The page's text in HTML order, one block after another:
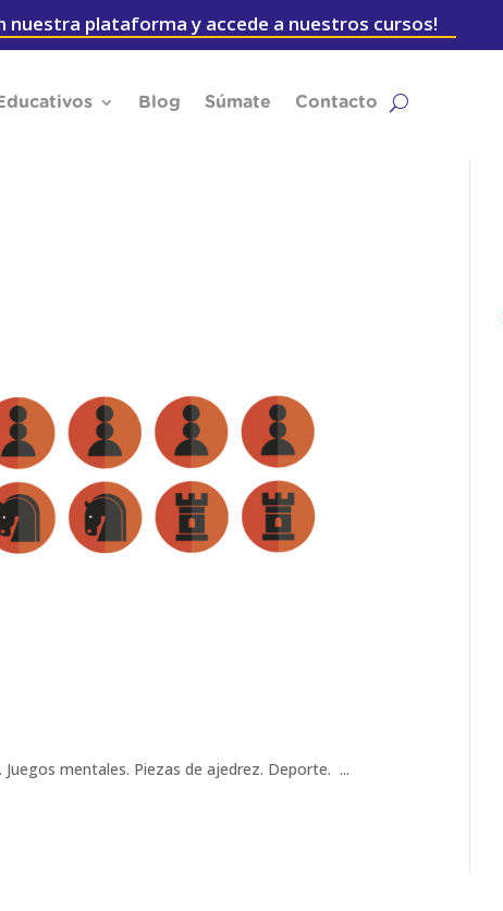
nuestra plataforma y accede a nuestros cursos!
Blog Súmate Contacto
mentales. Piezas de ajedrez. Deporte. ...